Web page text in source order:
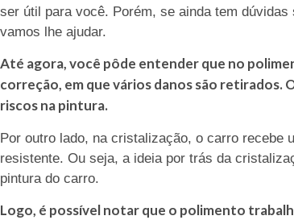
ser útil para você. Porém, se ainda tem
vamos lhe ajudar.
Até agora, você pôde entender que no
correção, em que vários danos são retirados.
riscos na pintura.
Por outro lado, na cristalização, o carro recebe
resistente. Ou seja, a ideia por trás da
pintura do carro.
Logo, é possível notar que o polimento